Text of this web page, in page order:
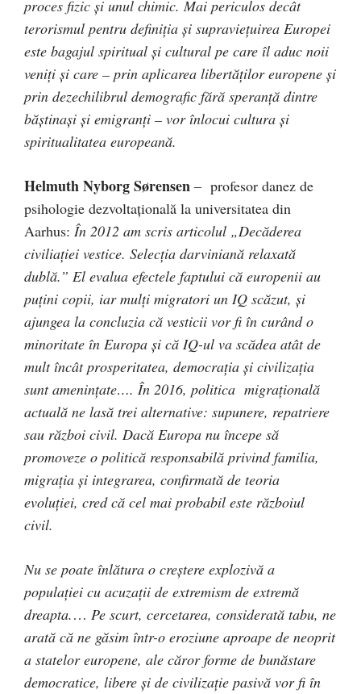
proces fizic și unul chimic. Mai periculos decât
terorismul pentru definiția și supraviețuirea Europei
este bagajul spiritual și cultural pe care îl aduc noii
veniți și care – prin aplicarea libertăţilor europene și
prin dezechilibrul demografic fără speranță dintre
băștinași și emigranți – vor înlocui cultura și
spiritualitatea europeană.
Helmuth Nyborg Sørensen – profesor danez de
psihologie dezvoltaţională la universitatea din
Aarhus: În 2012 am scris articolul „Decăderea
civiliaţiei vestice. Selecţia darviniană relaxată
dublă.” El evalua efectele faptului că europenii au
puţini copii, iar mulţi migratori un IQ scăzut, şi
ajungea la concluzia că vesticii vor fi în curând o
minoritate în Europa şi că IQ-ul va scădea atât de
mult încât prosperitatea, democraţia şi civilizaţia
sunt ameninţate…. În 2016, politica migraţională
actuală ne lasă trei alternative: supunere, repatriere
sau război civil. Dacă Europa nu începe să
promoveze o politică responsabilă privind familia,
migraţia şi integrarea, confirmată de teoria
evoluţiei, cred că cel mai probabil este războiul
civil.
Nu se poate înlătura o creştere explozivă a
populaţiei cu acuzaţii de extremism de extremă
dreapta.… Pe scurt, cercetarea, considerată tabu, ne
arată că ne găsim într-o eroziune aproape de neoprit
a statelor europene, ale căror forme de bunăstare
democratice, libere şi de civilizaţie pasivă vor fi în